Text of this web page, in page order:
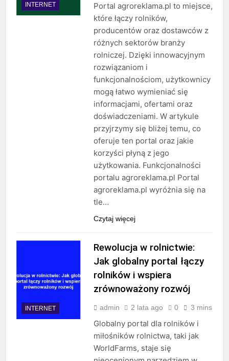
INTERNET
Portal agroreklama.pl to miejsce,
które łączy rolników,
producentów oraz dostawców z
różnych sektorów branży
rolniczej. Dzięki innowacyjnym
rozwiązaniom i
funkcjonalnościom, użytkownicy
mogą łatwo wymieniać się
informacjami, ofertami oraz
doświadczeniami. W artykule
przyjrzymy się bliżej temu, co
oferuje ten portal oraz jakie
korzyści płyną z jego
użytkowania. Funkcjonalności
portalu agroreklama.pl Portal
agroreklama.pl wyróżnia się na
tle…
Czytaj więcej
INTERNET
Rewolucja w rolnictwie:
Jak globalny portal łączy
rolników i wspiera
zrównoważony rozwój
admin 2 lata ago 0 3 mins
Globalny portal dla rolników i
miłośników rolnictwa, taki jak
WorldFarms, staje się